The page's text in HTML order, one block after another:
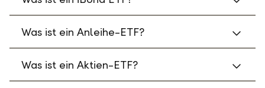
Was ist ein Anleihe-ETF?
Was ist ein Aktien-ETF?